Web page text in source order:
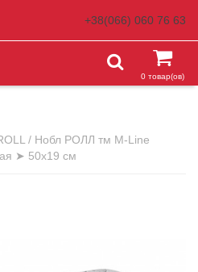
+38(066) 060 76 63
0 товар(ов)
/ Нобл РОЛЛ тм M-Line
➤ 50х19 см